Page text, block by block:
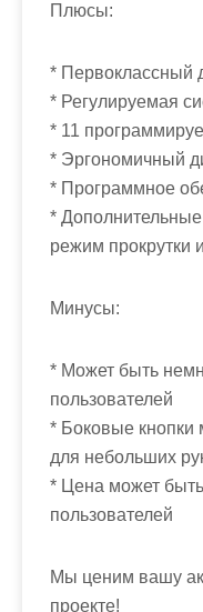
Плюсы:
* Первоклассный
* Регулируемая
* 11
* Эргономичный
* Программное
*
режим прокрутки
Минусы:
* Может быть
пользователей
* Боковые кнопки
для небольших
* Цена может
пользователей
Мы ценим вашу
проекте!